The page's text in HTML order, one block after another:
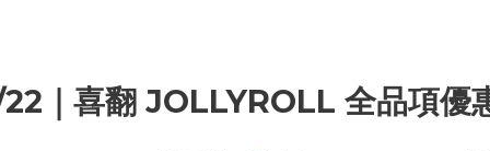
｜喜翻 JOLLYROLL 全品項優